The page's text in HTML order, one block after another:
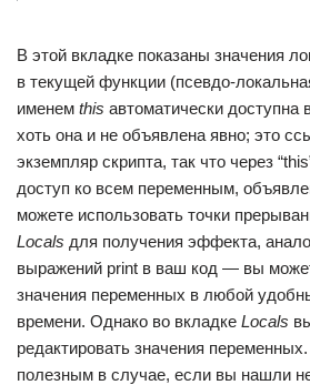
В этой вкладке показаны значения
в текущей функции (псевдо-
именем this автоматически доступна
хоть она и не объявлена явно; это
экземпляр скрипта, так что через
доступ ко всем переменным,
можете использовать точки
Locals для получения эффекта,
выражений print в ваш код — вы
значения переменных в любой
времени. Однако во вкладке Locals
редактировать значения
полезным в случае, если вы нашли